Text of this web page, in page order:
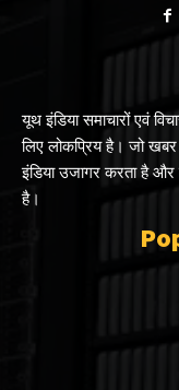
यूथ इंडिया समाचारों एवं
लिए लोकप्रिय है। जो
इंडिया उजागर करता है
है।